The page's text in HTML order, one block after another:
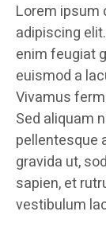
Lorem ipsum
adipiscing
enim feugiat
euismod a
Vivamus
Sed aliquam
pellentesque
gravida ut,
sapien, et
vestibulum